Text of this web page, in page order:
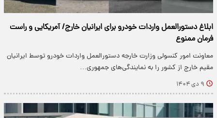
ابلاغ دستورالعمل واردات خودرو برای ایرانیان خارج/ آمریکایی و راست
فرمان ممنوع
معاونت امور کنسولی وزارت خارجه دستورالعمل واردات خودرو توسط ایرانیان
مقیم خارج از کشور را به نمایندگی‌های جمهوری…
۹ دی ۱۴۰۴